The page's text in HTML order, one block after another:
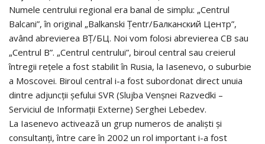
Numele centrului regional era banal de simplu: „Centrul
Balcani”, în original „Balkanski Țentr/Балканский Центр”,
având abrevierea BȚ/БЦ. Noi vom folosi abrevierea CB sau
„Centrul B”. „Centrul centrului”, biroul central sau creierul
întregii rețele a fost stabilit în Rusia, la Iasenevo, o suburbie
a Moscovei. Biroul central i-a fost subordonat direct unuia
dintre adjuncții șefului SVR (Slujba Venșnei Razvedki –
Serviciul de Informații Externe) Serghei Lebedev.
La Iasenevo activează un grup numeros de analiști și
consultanți, între care în 2002 un rol important i-a fost